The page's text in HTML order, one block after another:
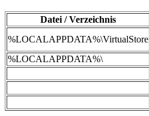
Datei / Verzeichnis
%LOCALAPPDATA%\VirtualStore
%LOCALAPPDATA%\